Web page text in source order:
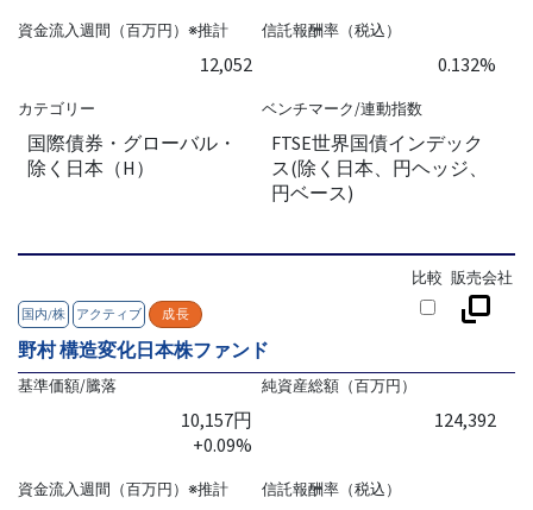
資金流入週間（百万円）※推計
12,052
信託報酬率（税込）
0.132%
カテゴリー
国際債券・グローバル・
除く日本（H）
ベンチマーク/連動指数
FTSE世界国債インデック
ス(除く日本、円ヘッジ、
円ベース)
国内/株 アクティブ 成長
比較 販売会社
野村 構造変化日本株ファンド
基準価額/騰落
10,157円
+0.09%
純資産総額（百万円）
124,392
資金流入週間（百万円）※推計 信託報酬率（税込）